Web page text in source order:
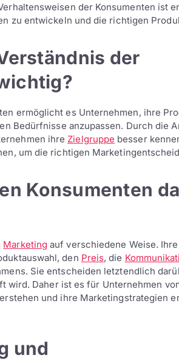
der Konsumenten ist
zu entwickeln und die richtigen
der
ermöglicht es Unternehmen, ihre
Bedürfnisse anzupassen. Durch die
ihre Zielgruppe besser
um die richtigen
Konsumenten
Marketing auf verschiedene Weise.
den Preis, die
Sie entscheiden letztendlich
wird. Daher ist es für Unternehmen
und ihre Marketingstrategien
und